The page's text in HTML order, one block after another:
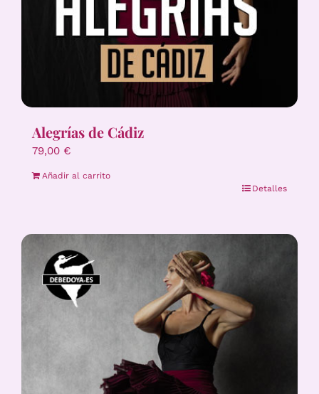
Alegrías de Cádiz
79,00 €
Añadir al carrito
Detalles